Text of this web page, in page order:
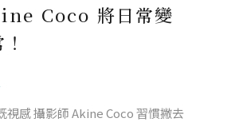
Coco 將日常變
視感 攝影師 Akine Coco 習慣撇去